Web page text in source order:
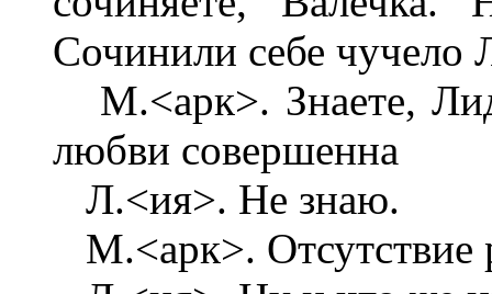
Сочинили себе чучело
М.<арк>. Знаете,
любви совершенна
Л.<ия>. Не знаю.
М.<арк>. Отсутствие